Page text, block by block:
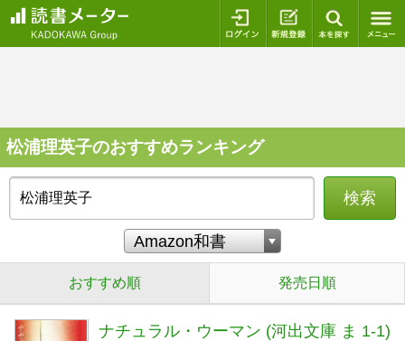
ログイン 新規登録
松浦理英子のおすすめランキング
検索
おすすめ順 発売日順
ナチュラル・ウーマン (河出文庫 ま 1-1)